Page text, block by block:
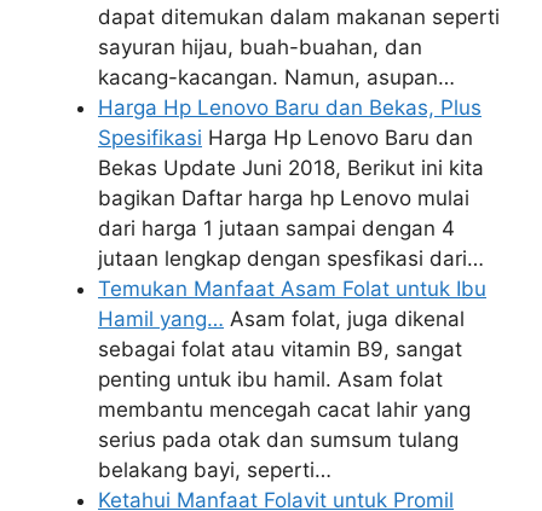
dapat ditemukan dalam makanan seperti
sayuran hijau, buah-buahan, dan
kacang-kacangan. Namun, asupan…
Harga Hp Lenovo Baru dan Bekas, Plus
Spesifikasi Harga Hp Lenovo Baru dan
Bekas Update Juni 2018, Berikut ini kita
bagikan Daftar harga hp Lenovo mulai
dari harga 1 jutaan sampai dengan 4
jutaan lengkap dengan spesfikasi dari…
Temukan Manfaat Asam Folat untuk Ibu
Hamil yang… Asam folat, juga dikenal
sebagai folat atau vitamin B9, sangat
penting untuk ibu hamil. Asam folat
membantu mencegah cacat lahir yang
serius pada otak dan sumsum tulang
belakang bayi, seperti…
Ketahui Manfaat Folavit untuk Promil